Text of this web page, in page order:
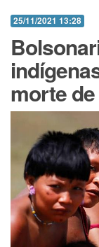
25/11/2021 13:28
morte